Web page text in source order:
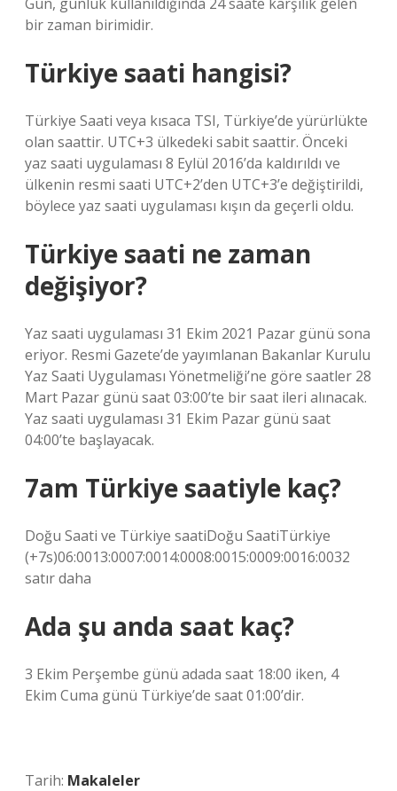
bir zaman birimidir.
Türkiye saati hangisi?
Türkiye Saati veya kısaca TSI, Türkiye’de yürürlükte
olan saattir. UTC+3 ülkedeki sabit saattir. Önceki
yaz saati uygulaması 8 Eylül 2016’da kaldırıldı ve
ülkenin resmi saati UTC+2’den UTC+3’e değiştirildi,
böylece yaz saati uygulaması kışın da geçerli oldu.
Türkiye saati ne zaman
değişiyor?
Yaz saati uygulaması 31 Ekim 2021 Pazar günü sona
eriyor. Resmi Gazete’de yayımlanan Bakanlar Kurulu
Yaz Saati Uygulaması Yönetmeliği’ne göre saatler 28
Mart Pazar günü saat 03:00’te bir saat ileri alınacak.
Yaz saati uygulaması 31 Ekim Pazar günü saat
04:00’te başlayacak.
7am Türkiye saatiyle kaç?
Doğu Saati ve Türkiye saatiDoğu SaatiTürkiye
(+7s)06:0013:0007:0014:0008:0015:0009:0016:0032
satır daha
Ada şu anda saat kaç?
3 Ekim Perşembe günü adada saat 18:00 iken, 4
Ekim Cuma günü Türkiye’de saat 01:00’dir.
Tarih: Makaleler